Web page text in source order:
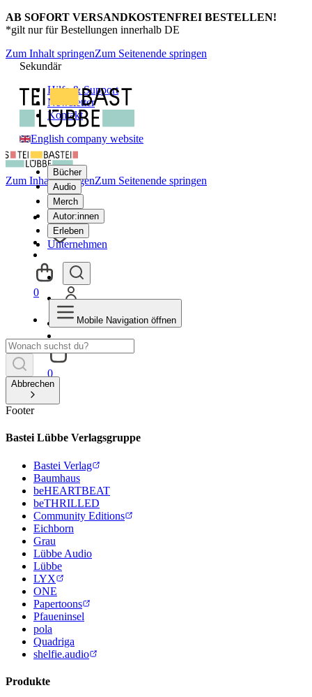
AB SOFORT VERSANDKOSTENFREI BESTELLEN!
*gilt nur für Bestellungen innerhalb DE
Zum Inhalt springenZum Seitenende springen
Sekundär
Hilfe & Support
Newsletter
Kontakt
English company website
Bücher
Audio
Merch
Autor:innen
Erleben
Unternehmen
0
Zum Inhalt springenZum Seitenende springen
0
Mobile Navigation öffnen
Abbrechen
Footer
Bastei Lübbe Verlagsgruppe
Bastei Verlag
Baumhaus
beHEARTBEAT
beTHRILLED
Community Editions
Eichborn
Grau
Lübbe Audio
Lübbe
LYX
ONE
Papertoons
Pfaueninsel
pola
Quadriga
shelfie.audio
Produkte